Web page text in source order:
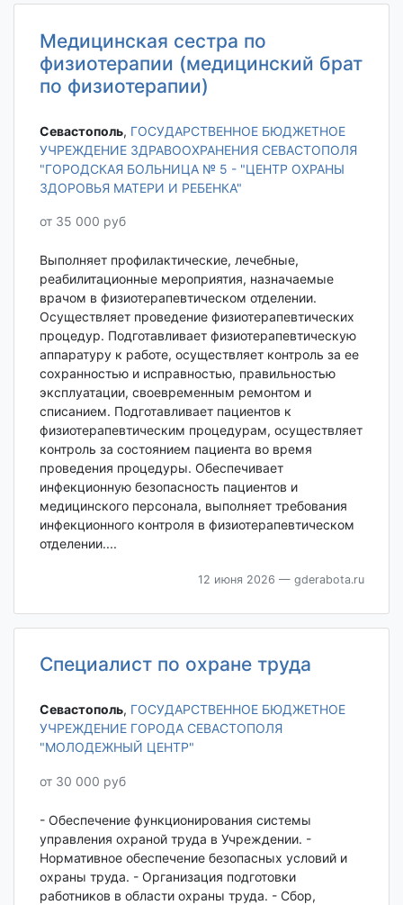
Медицинская сестра по
физиотерапии (медицинский брат
по физиотерапии)
Севастополь‎, ГОСУДАРСТВЕННОЕ БЮДЖЕТНОЕ
УЧРЕЖДЕНИЕ ЗДРАВООХРАНЕНИЯ СЕВАСТОПОЛЯ
"ГОРОДСКАЯ БОЛЬНИЦА № 5 - "ЦЕНТР ОХРАНЫ
ЗДОРОВЬЯ МАТЕРИ И РЕБЕНКА"
от 35 000 руб
Выполняет профилактические, лечебные,
реабилитационные мероприятия, назначаемые
врачом в физиотерапевтическом отделении.
Осуществляет проведение физиотерапевтических
процедур. Подготавливает физиотерапевтическую
аппаратуру к работе, осуществляет контроль за ее
сохранностью и исправностью, правильностью
эксплуатации, своевременным ремонтом и
списанием. Подготавливает пациентов к
физиотерапевтическим процедурам, осуществляет
контроль за состоянием пациента во время
проведения процедуры. Обеспечивает
инфекционную безопасность пациентов и
медицинского персонала, выполняет требования
инфекционного контроля в физиотерапевтическом
отделении....
12 июня 2026 — gderabota.ru
Специалист по охране труда
Севастополь‎, ГОСУДАРСТВЕННОЕ БЮДЖЕТНОЕ
УЧРЕЖДЕНИЕ ГОРОДА СЕВАСТОПОЛЯ
"МОЛОДЕЖНЫЙ ЦЕНТР"
от 30 000 руб
- Обеспечение функционирования системы
управления охраной труда в Учреждении. -
Нормативное обеспечение безопасных условий и
охраны труда. - Организация подготовки
работников в области охраны труда. - Сбор,